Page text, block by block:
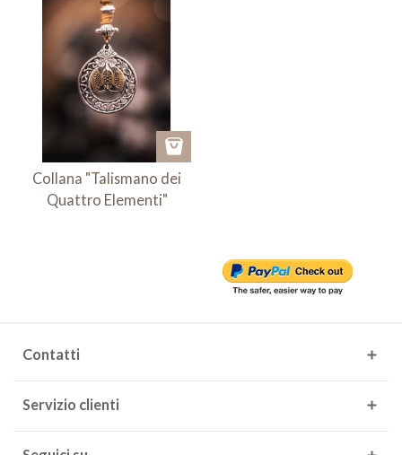
Collana "Talismano dei
Quattro Elementi"
Contatti
Servizio clienti